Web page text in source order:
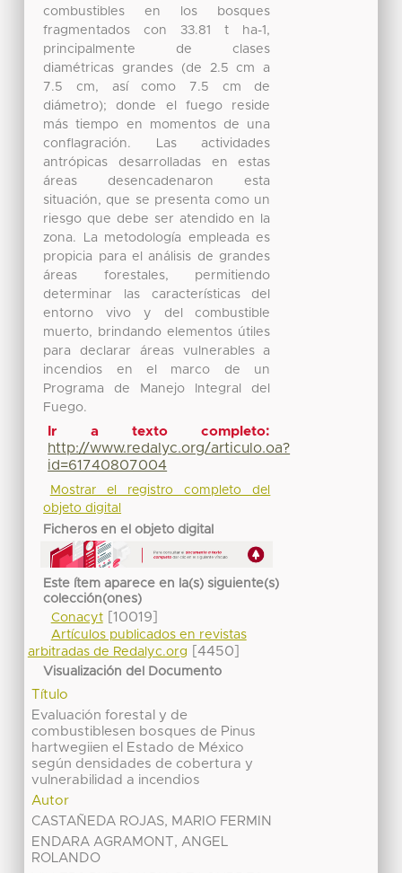
combustibles en los bosques
fragmentados con 33.81 t ha-1,
principalmente de clases
diamétricas grandes (de 2.5 cm a
7.5 cm, así como 7.5 cm de
diámetro); donde el fuego reside
más tiempo en momentos de una
conflagración. Las actividades
antrópicas desarrolladas en estas
áreas desencadenaron esta
situación, que se presenta como un
riesgo que debe ser atendido en la
zona. La metodología empleada es
propicia para el análisis de grandes
áreas forestales, permitiendo
determinar las características del
entorno vivo y del combustible
muerto, brindando elementos útiles
para declarar áreas vulnerables a
incendios en el marco de un
Programa de Manejo Integral del
Fuego.
Ir a texto completo:
http://www.redalyc.org/articulo.oa?
id=61740807004
Mostrar el registro completo del
objeto digital
Ficheros en el objeto digital
Este ítem aparece en la(s) siguiente(s)
colección(ones)
Conacyt[10019]
Artículos publicados en revistas
arbitradas de Redalyc.org
[4450]
Visualización del Documento
Título
Evaluación forestal y de
combustiblesen bosques de Pinus
hartwegiien el Estado de México
según densidades de cobertura y
vulnerabilidad a incendios
Autor
CASTAÑEDA ROJAS, MARIO FERMIN
ENDARA AGRAMONT, ANGEL
ROLANDO